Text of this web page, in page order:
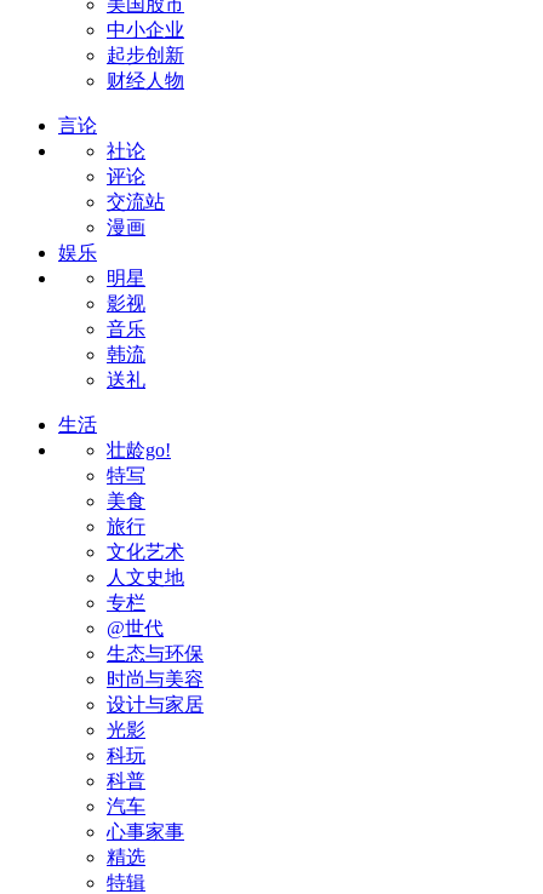
美国股市
中小企业
起步创新
财经人物
言论
社论
评论
交流站
漫画
娱乐
明星
影视
音乐
韩流
送礼
生活
壮龄go!
特写
美食
旅行
文化艺术
人文史地
专栏
@世代
生态与环保
时尚与美容
设计与家居
光影
科玩
科普
汽车
心事家事
精选
特辑